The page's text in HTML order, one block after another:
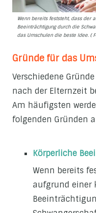
Wenn bereits feststeht, dass der
Beeinträchtigung durch die
das Umschulen die beste Idee. (
Gründe für das
Verschiedene
nach der Elternzeit
Am häufigsten
folgenden Gründen
Körperliche
Wenn bereits
aufgrund einer